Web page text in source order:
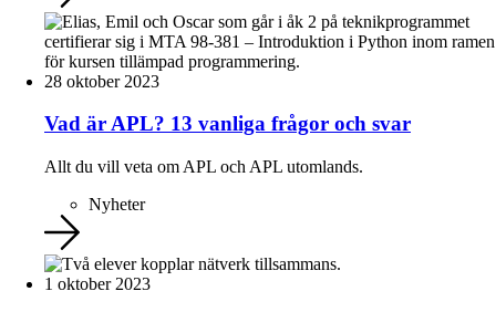
28 oktober 2023
Vad är APL? 13 vanliga frågor och svar
Allt du vill veta om APL och APL utomlands.
Nyheter
1 oktober 2023